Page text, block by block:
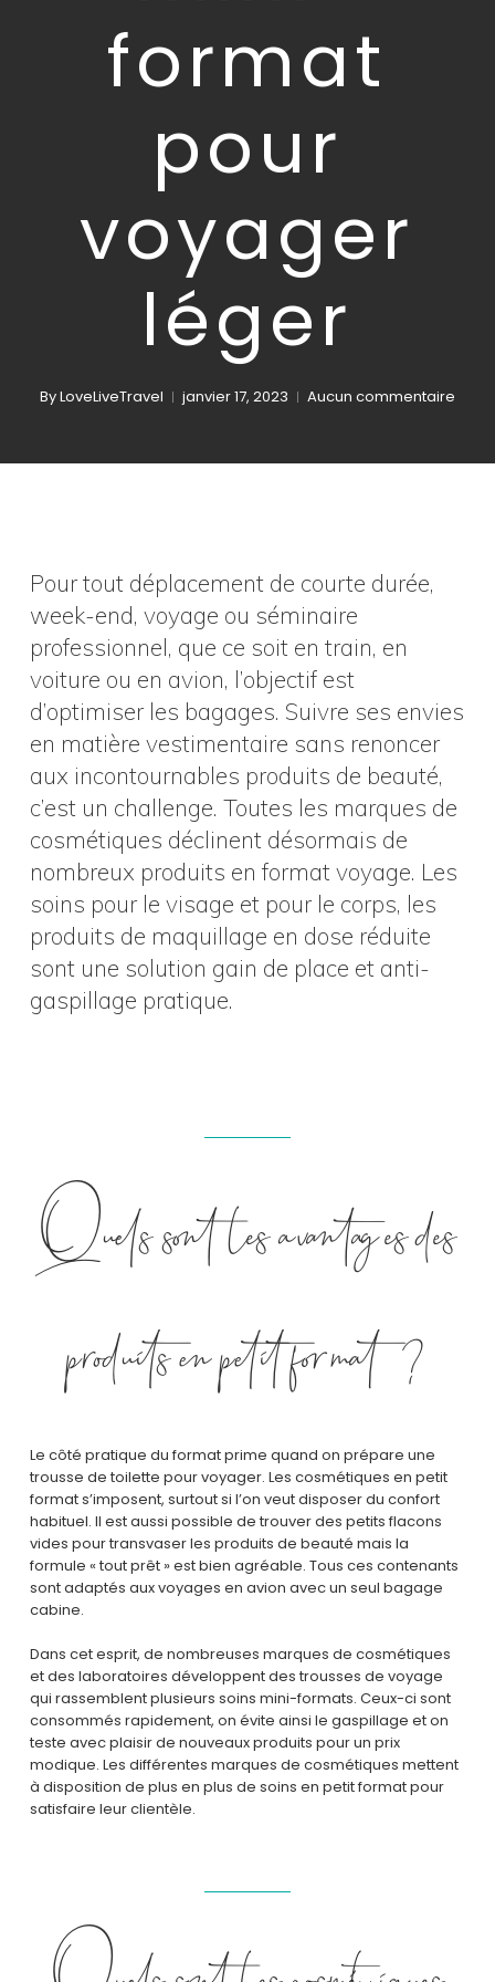
format
pour
voyager
léger
ByLoveLiveTravel janvier 17, 2023 Aucun commentaire
Pour tout déplacement de courte durée,
week-end, voyage ou séminaire
professionnel, que ce soit en train, en
voiture ou en avion, l’objectif est
d’optimiser les bagages. Suivre ses envies
en matière vestimentaire sans renoncer
aux incontournables produits de beauté,
c’est un challenge. Toutes les marques de
cosmétiques déclinent désormais de
nombreux produits en format voyage. Les
soins pour le visage et pour le corps, les
produits de maquillage en dose réduite
sont une solution gain de place et anti-
gaspillage pratique.
Quels sont les avantages des
produits en petit format ?
Le côté pratique du format prime quand on prépare une
trousse de toilette pour voyager. Les cosmétiques en petit
format s’imposent, surtout si l’on veut disposer du confort
habituel. Il est aussi possible de trouver des petits flacons
vides pour transvaser les produits de beauté mais la
formule « tout prêt » est bien agréable. Tous ces contenants
sont adaptés aux voyages en avion avec un seul bagage
cabine.
Dans cet esprit, de nombreuses marques de cosmétiques
et des laboratoires développent des trousses de voyage
qui rassemblent plusieurs soins mini-formats. Ceux-ci sont
consommés rapidement, on évite ainsi le gaspillage et on
teste avec plaisir de nouveaux produits pour un prix
modique. Les différentes marques de cosmétiques mettent
à disposition de plus en plus de soins en petit format pour
satisfaire leur clientèle.